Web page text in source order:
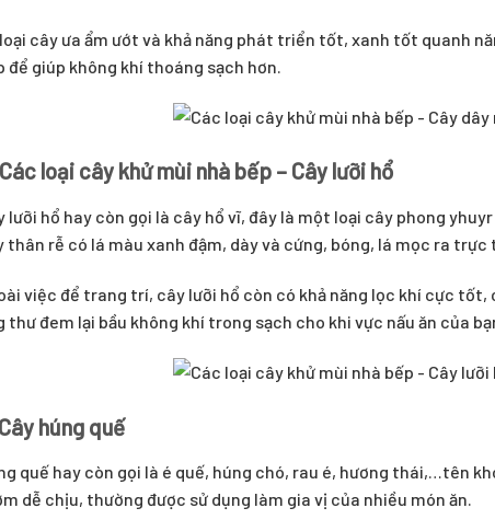
cây ưa ẩm ướt và khả năng phát triển tốt, xanh tốt quanh
để giúp không khí thoáng sạch hơn.
loại cây khử mùi nhà bếp – Cây lưỡi hổ
lưỡi hổ hay còn gọi là cây hổ vĩ, đây là một loại cây phong
thân rễ có lá màu xanh đậm, dày và cứng, bóng, lá mọc ra trực
việc để trang trí, cây lưỡi hổ còn có khả năng lọc khí cực
thư đem lại bầu không khí trong sạch cho khi vực nấu ăn của
húng quế
quế hay còn gọi là é quế, húng chó, rau é, hương thái,…tên
dễ chịu, thường được sử dụng làm gia vị của nhiều món ăn.